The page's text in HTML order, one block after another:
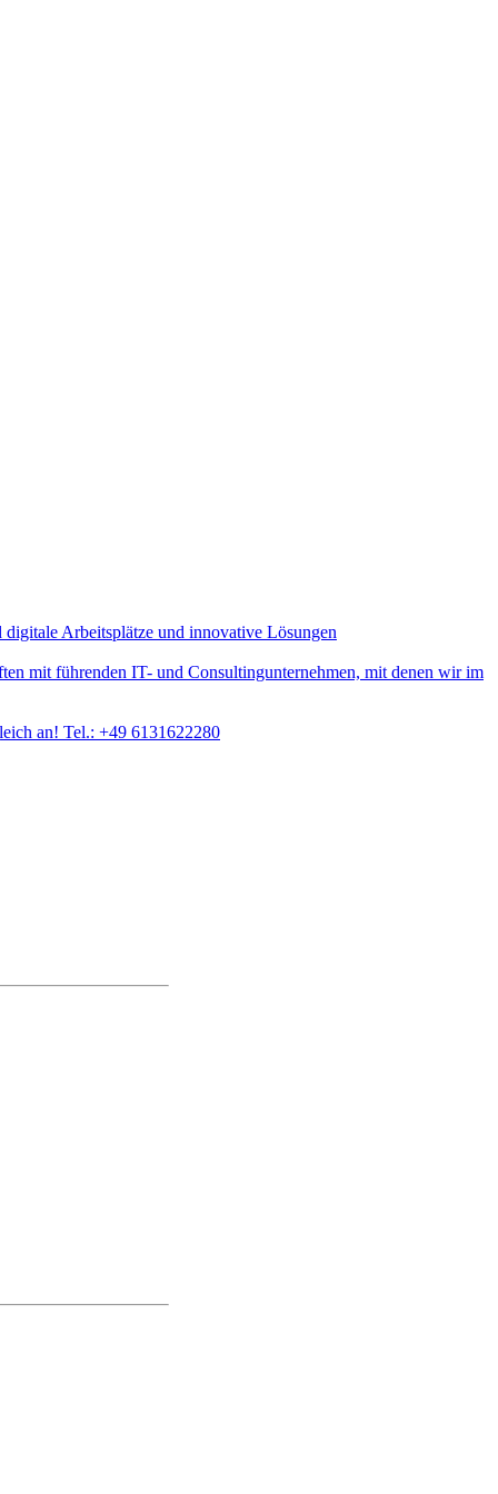
Arbeitsplätze und innovative Lösungen
mit führenden IT- und Consultingunternehmen, mit denen wir im
an! Tel.: +49 6131622280